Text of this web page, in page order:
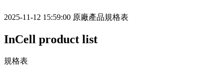
2025-11-12 15:59:00 原廠產品規格表
InCell product list
規格表